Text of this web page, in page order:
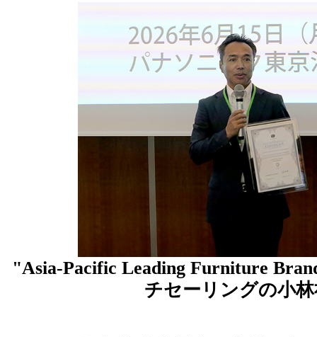
"Asia-Pacific Leading Furniture
チセーリングの小